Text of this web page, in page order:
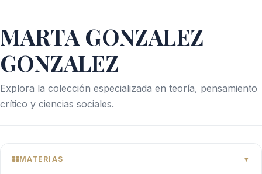
MARTA GONZALEZ
GONZALEZ
Explora la colección especializada en teoría, pensamiento
crítico y ciencias sociales.
MATERIAS